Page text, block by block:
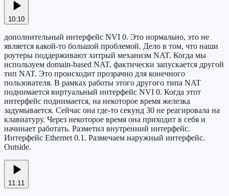
10:10
дополнительный интерфейс NVI 0. Это нормально, это не
является какой-то большой проблемой. Дело в том, что наши
роутеры поддерживают хитрый механизм NAT. Когда мы
используем domain-based NAT, фактически запускается другой
тип NAT. Это происходит прозрачно для конечного
пользователя. В рамках работы этого другого типа NAT
поднимается виртуальный интерфейс NVI 0. Когда этот
интерфейс поднимается, на некоторое время железка
задумывается. Сейчас она где-то секунд 30 не реагировала на
клавиатуру. Через некоторое время она приходит в себя и
начинает работать. Разметил внутренний интерфейс.
Интерфейс Ethernet 0.1. Размечаем наружный интерфейс.
Outside.
11:11